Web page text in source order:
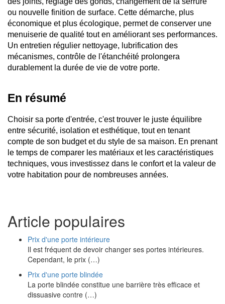
ou nouvelle finition de surface. Cette démarche, plus
économique et plus écologique, permet de conserver une
menuiserie de qualité tout en améliorant ses performances.
Un entretien régulier nettoyage, lubrification des
mécanismes, contrôle de l'étanchéité prolongera
durablement la durée de vie de votre porte.
En résumé
Choisir sa porte d'entrée, c'est trouver le juste équilibre
entre sécurité, isolation et esthétique, tout en tenant
compte de son budget et du style de sa maison. En prenant
le temps de comparer les matériaux et les caractéristiques
techniques, vous investissez dans le confort et la valeur de
votre habitation pour de nombreuses années.
Article populaires
Prix d'une porte intérieure
Il est fréquent de devoir changer ses portes intérieures.
Cependant, le prix (…)
Prix d'une porte blindée
La porte blindée constitue une barrière très efficace et
dissuasive contre (…)